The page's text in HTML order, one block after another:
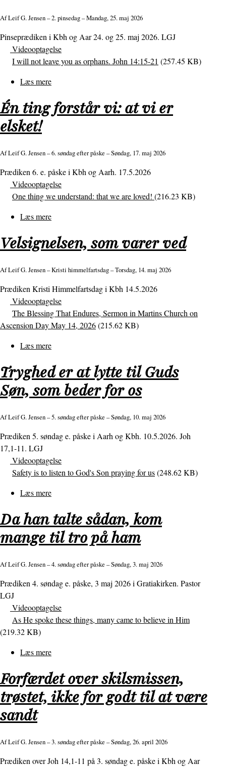
AfLeif G. Jensen– 2. pinsedag – Mandag, 25. maj 2026
Pinseprædiken i Kbh og Aar 24. og 25. maj 2026. LGJ
Videooptagelse
I will not leave you as orphans. John 14:15-21 (257.45 KB)
Læs mere
vil
ikke
faderløse
Én ting forstår vi: at vi er
elsket!
AfLeif G. Jensen– 6. søndag efter påske – Søndag, 17. maj 2026
Prædiken 6. e. påske i Kbh og Aarh. 17.5.2026
Videooptagelse
One thing we understand: that we are loved! (216.23 KB)
Læs mere
ting
forstår
vi
er
elsket!
Velsignelsen, som varer ved
AfLeif G. Jensen– Kristi himmelfartsdag – Torsdag, 14. maj 2026
Prædiken Kristi Himmelfartsdag i Kbh 14.5.2026
Videooptagelse
The Blessing That Endures, Sermon in Martins Church on
Ascension Day May 14, 2026(215.62 KB)
Læs mere
som
varer
ved
Tryghed er at lytte til Guds
Søn, som beder for os
AfLeif G. Jensen– 5. søndag efter påske – Søndag, 10. maj 2026
Prædiken 5. søndag e. påske i Aarh og Kbh. 10.5.2026. Joh
17,1-11. LGJ
Videooptagelse
Safety is to listen to God's Son praying for us(248.62 KB)
Læs mere
er
at
lytte
Guds
som
for
os
Da han talte sådan, kom
mange til tro på ham
AfLeif G. Jensen– 4. søndag efter påske – Søndag, 3. maj 2026
Prædiken 4. søndag e. påske, 3 maj 2026 i Gratiakirken. Pastor
LGJ
Videooptagelse
As He spoke these things, many came to believe in Him
(219.32 KB)
Læs mere
han
talte
sådan,
på
Forfærdet over skilsmissen,
trøstet, ikke for godt til at være
sandt
AfLeif G. Jensen– 3. søndag efter påske – Søndag, 26. april 2026
Prædiken over Joh 14,1-11 på 3. søndag e. påske i Kbh og Aar